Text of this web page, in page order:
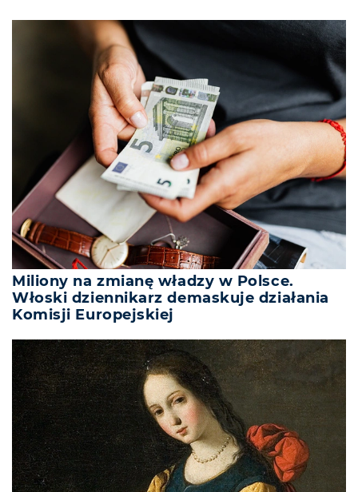
Miliony na zmianę władzy w Polsce.
Włoski dziennikarz demaskuje działania
Komisji Europejskiej